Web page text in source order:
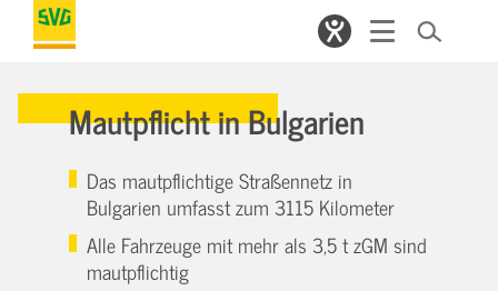
Mautpflicht in Bulgarien
Das mautpflichtige Straßennetz in
Bulgarien umfasst zum 3115 Kilometer
Alle Fahrzeuge mit mehr als 3,5 t zGM sind
mautpflichtig